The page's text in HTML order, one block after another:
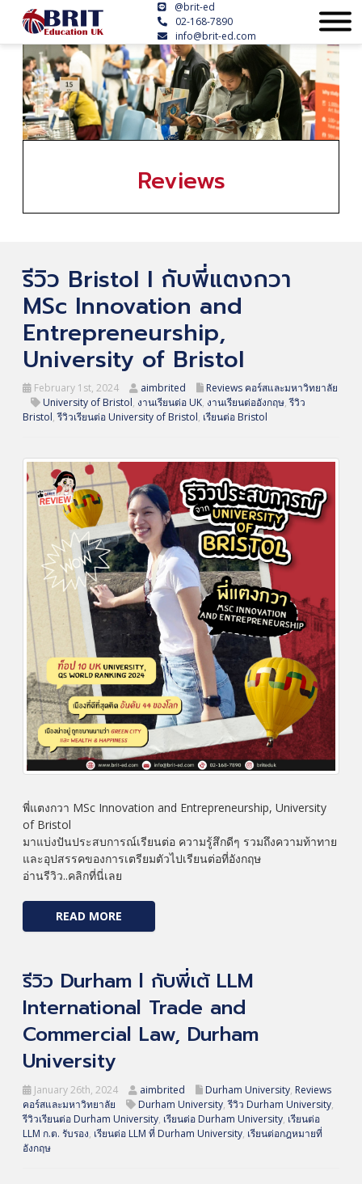
@brit-ed
02-168-7890
info@brit-ed.com
Reviews
รีวิว Bristol l กับพี่แตงกวา
MSc Innovation and
Entrepreneurship,
University of Bristol
February 1st, 2024 aimbrited
Reviews คอร์สและมหาวิทยาลัย
University of Bristol, งานเรียนต่อ UK, งานเรียนต่ออังกฤษ,รีวิว
Bristol,รีวิวเรียนต่อ University of Bristol, เรียนต่อ Bristol
พี่แตงกวา MSc Innovation and Entrepreneurship, University
of Bristol
มาแบ่งปันประสบการณ์เรียนต่อ ความรู้สึกดีๆ รวมถึงความท้าทาย
และอุปสรรคของการเตรียมตัวไปเรียนต่อที่อังกฤษ
อ่านรีวิว..คลิกที่นี่เลย
READ MORE
รีวิว Durham l กับพี่เต้ LLM
International Trade and
Commercial Law, Durham
University
January 26th, 2024 aimbrited Durham University, Reviews
คอร์สและมหาวิทยาลัย
Durham University,รีวิว Durham University,
รีวิวเรียนต่อ Durham University, เรียนต่อ Durham University, เรียนต่อ
LLM ก.ต. รับรอง, เรียนต่อ LLM ที่ Durham University, เรียนต่อกฎหมายที่
อังกฤษ